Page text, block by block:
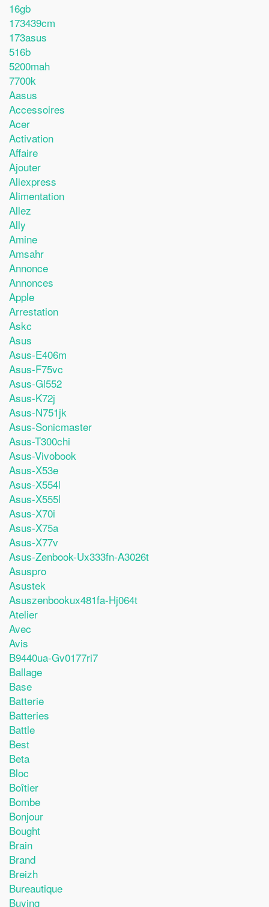
16gb
173439cm
173asus
516b
5200mah
7700k
Aasus
Accessoires
Acer
Activation
Affaire
Ajouter
Aliexpress
Alimentation
Allez
Ally
Amine
Amsahr
Annonce
Annonces
Apple
Arrestation
Askc
Asus
Asus-E406m
Asus-F75vc
Asus-Gl552
Asus-K72j
Asus-N751jk
Asus-Sonicmaster
Asus-T300chi
Asus-Vivobook
Asus-X53e
Asus-X554l
Asus-X555l
Asus-X70i
Asus-X75a
Asus-X77v
Asus-Zenbook-Ux333fn-A3026t
Asuspro
Asustek
Asuszenbookux481fa-Hj064t
Atelier
Avec
Avis
B9440ua-Gv0177ri7
Ballage
Base
Batterie
Batteries
Battle
Best
Beta
Bloc
Boîtier
Bombe
Bonjour
Bought
Brain
Brand
Breizh
Bureautique
Buying